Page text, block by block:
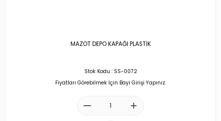
MAZOT DEPO KAPAĞI PLASTİK
Stok Kodu : SS-0072
Fiyatları Görebilmek İçin Bayi Girişi Yapınız.